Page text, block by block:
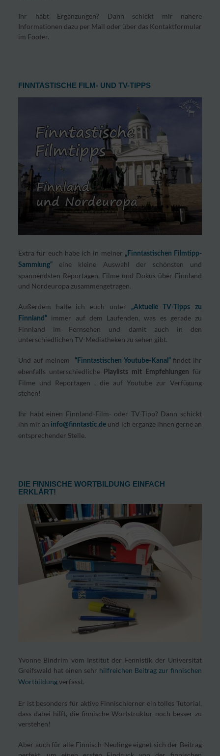
Ihr habt Ergänzungen? Dann schickt mir nähere
Informationen dazu per Mail oder über das Kontaktformular
im Footer.
FINNTASTISCHE FILM- UND TV-TIPPS
Extra für euch habe ich in meiner „Finntastischen Filmtipp-
Sammlung“
eine kleine Auswahl der schönsten und
spannendsten Reportagen, Filme und Dokus über Finnland
und Nordeuropa zusammengetragen.
Außerdem halte ich euch unter
„Aktuelle TV-Tipps zu
Finnland“
immer auf dem Laufenden, was es gerade zu
Finnland im Fernsehen und damit auch in den
unterschiedlichen TV-Mediatheken zu sehen gibt.
Und auf meinem “Finntastischen Youtube-Kanal“findet ihr
ebenfalls unterschiedliche Playlists mit Empfehlungen für
Filme und Reportagen , die auf Youtube zur Verfügung
stehen!
Ihr habt einen Finnland-Film- oder TV-Tipp? Dann schickt
ihn mir an info@finntastic.de und ich ergänze ihnen gerne an
entsprechender Stelle.
DIE FINNISCHE WORTBILDUNG EINFACH
ERKLÄRT!
Yvonne Bindrim vom Institut der Fennistik der Universität
Greifswald hat einen sehr hilfreichen Beitrag zur finnischen
Wortbildungverfasst.
Er ist besonders für aktive Finnischlerner ein tolles Tutorial,
dass dabei hilft, die finnische Wortstruktur noch besser zu
verstehen!
Aber auch für alle Finnisch-Neulinge eignet sich der Beitrag